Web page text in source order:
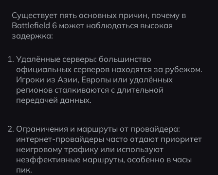
Существует пять основных причин, почему в
Battlefield 6 может наблюдаться высокая
задержка:
Удалённые серверы: большинство
официальных серверов находятся за рубежом.
Игроки из Азии, Европы или удалённых
регионов сталкиваются с длительной
передачей данных.
Ограничения и маршруты от провайдера:
интернет-провайдеры часто отдают приоритет
неигровому трафику или используют
неэффективные маршруты, особенно в часы
пик.